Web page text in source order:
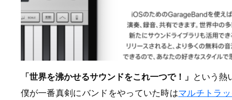
「世界を沸かせるサウンドをこれ一つで！」
という熱
僕が一番真剣にバンドをやっていた時はマルチトラ